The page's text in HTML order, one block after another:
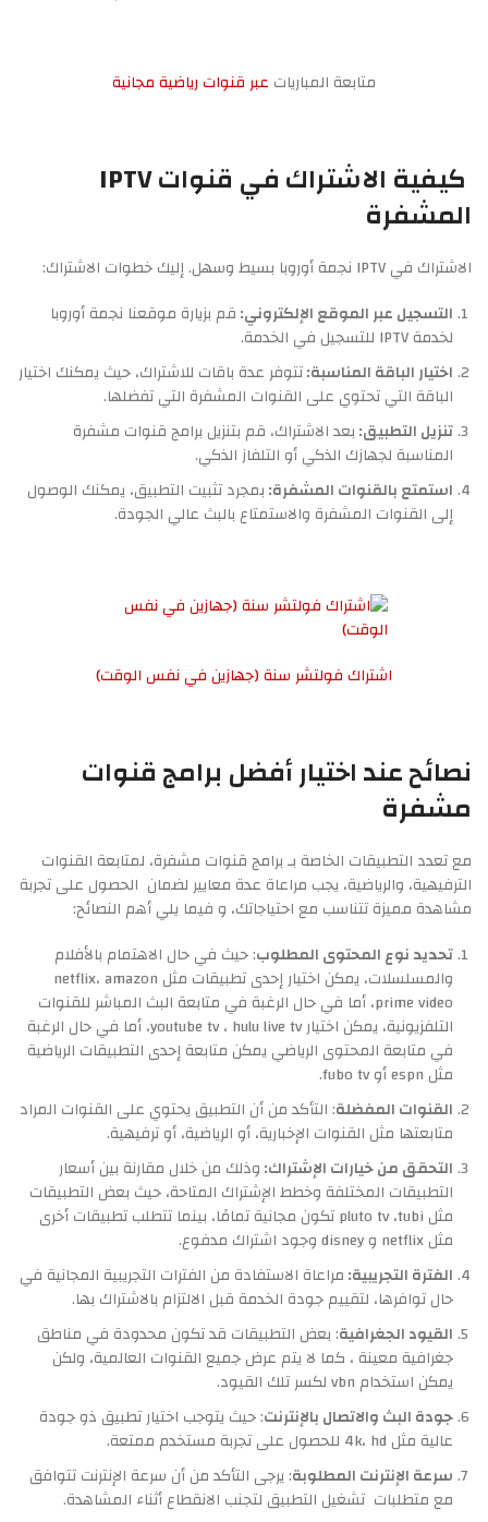
متابعة المباريات عبر قنوات رياضية مجانية
كيفية الاشتراك في قنوات IPTV
المشفرة
الاشتراك في IPTV نجمة أوروبا بسيط وسهل. إليك خطوات الاشتراك:
التسجيل عبر الموقع الإلكتروني:قم بزيارة موقعنا نجمة أوروبا
لخدمة IPTV للتسجيل في الخدمة.
اختيار الباقة المناسبة:تتوفر عدة باقات للاشتراك، حيث يمكنك اختيار
الباقة التي تحتوي على القنوات المشفرة التي تفضلها.
تنزيل التطبيق:بعد الاشتراك، قم بتنزيل برامج قنوات مشفرة
المناسبة لجهازك الذكي أو التلفاز الذكي.
استمتع بالقنوات المشفرة:بمجرد تثبيت التطبيق، يمكنك الوصول
إلى القنوات المشفرة والاستمتاع بالبث عالي الجودة.
اشتراك فولتشر سنة (جهازين في نفس الوقت)
نصائح عند اختيار أفضل برامج قنوات
مشفرة
مع تعدد التطبيقات الخاصة بـ برامج قنوات مشفرة، لمتابعة القنوات
الترفيهية، والرياضية، يجب مراعاة عدة معايير لضمان الحصول على تجربة
مشاهدة مميزة تتناسب مع احتياجاتك، و فيما يلي أهم النصائح:
تحديد نوع المحتوى المطلوب: حيث في حال الاهتمام بالأفلام
والمسلسلات، يمكن اختيار إحدى تطبيقات مثل netflix، amazon
prime video، أما في حال الرغبة في متابعة البث المباشر للقنوات
التلفزيونية، يمكن اختيار youtube tv ، hulu live tv، أما في حال الرغبة
في متابعة المحتوى الرياضي يمكن متابعة إحدى التطبيقات الرياضية
مثل espn أو fubo tv.
القنوات المفضلة: التأكد من أن التطبيق يحتوي على القنوات المراد
متابعتها مثل القنوات الإخبارية، أو الرياضية، أو ترفيهية.
التحقق من خيارات الإشتراك:وذلك من خلال مقارنة بين أسعار
التطبيقات المختلفة وخطط الإشتراك المتاحة، حيث بعض التطبيقات
مثل pluto tv ،tubi تكون مجانية تمامًا، بينما تتطلب تطبيقات أخرى
مثل netflix و disney وجود اشتراك مدفوع.
الفترة التجريبية:مراعاة الاستفادة من الفترات التجريبية المجانية في
حال توافرها، لتقييم جودة الخدمة قبل الالتزام بالاشتراك بها.
القيود الجغرافية: بعض التطبيقات قد تكون محدودة في مناطق
جغرافية معينة ، كما لا يتم عرض جميع القنوات العالمية، ولكن
يمكن استخدام vbn لكسر تلك القيود.
جودة البث والاتصال بالإنترنت: حيث يتوجب اختيار تطبيق ذو جودة
عالية مثل 4k، hd للحصول على تجربة مستخدم ممتعة.
سرعة الإنترنت المطلوبة: يرجى التأكد من أن سرعة الإنترنت تتوافق
مع متطلبات تشغيل التطبيق لتجنب الانقطاع أثناء المشاهدة.